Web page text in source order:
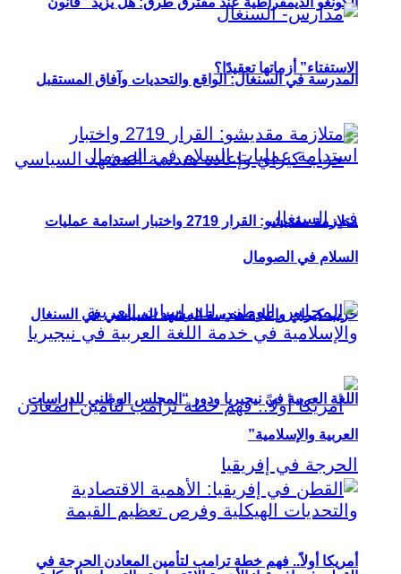
الاستفتاء” أزماتها تعقيدًا؟
حزب كيراي وإعادة هندسة المشهد السياسي في السنغال
أمريكا أولاً.. فهم خطة ترامب لتأمين المعادن الحرجة في
المدرسة في السنغال: الواقع والتحديات وآفاق المستقبل
متلازمة مقديشو: القرار 2719 واختبار استدامة عمليات
السلام في الصومال
اللغة العربية في نيجيريا ودور “المجلس الوطني للدراسات
العربية والإسلامية”